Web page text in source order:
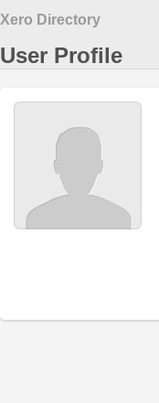
Xero Directory
User Profile